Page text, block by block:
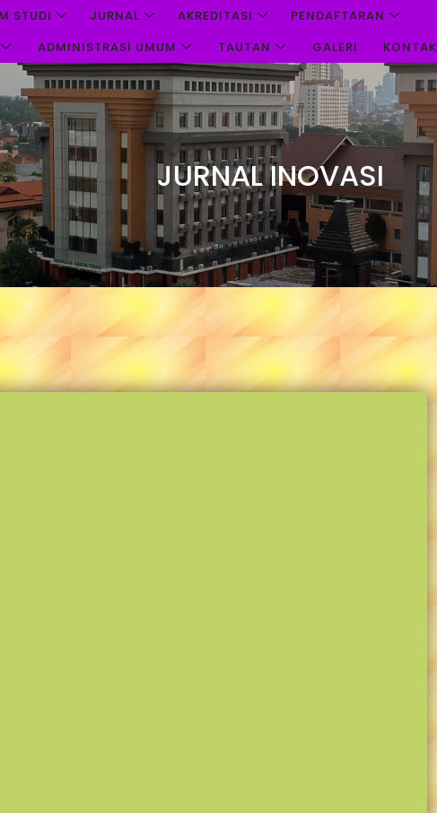
STUDI JURNAL AKREDITASI
PENDAFTARAN
ADMINISTRASI UMUM TAUTAN GALERI KONTAK
JURNAL INOVASI